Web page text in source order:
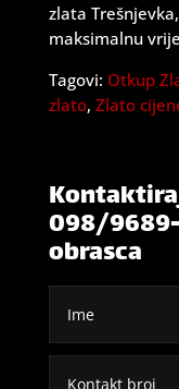
zlata
maksimalnu
Tagovi: Otkup
zlato, Zlato
098/
obrasca